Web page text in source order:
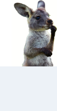
Skip
content